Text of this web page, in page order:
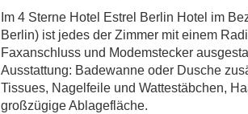
Im 4 Sterne Hotel Estrel Berlin Hotel im
Berlin) ist jedes der Zimmer mit einem
Faxanschluss und Modemstecker
Ausstattung: Badewanne oder Dusche
Tissues, Nagelfeile und Wattestäbchen,
großzügige Ablagefläche.